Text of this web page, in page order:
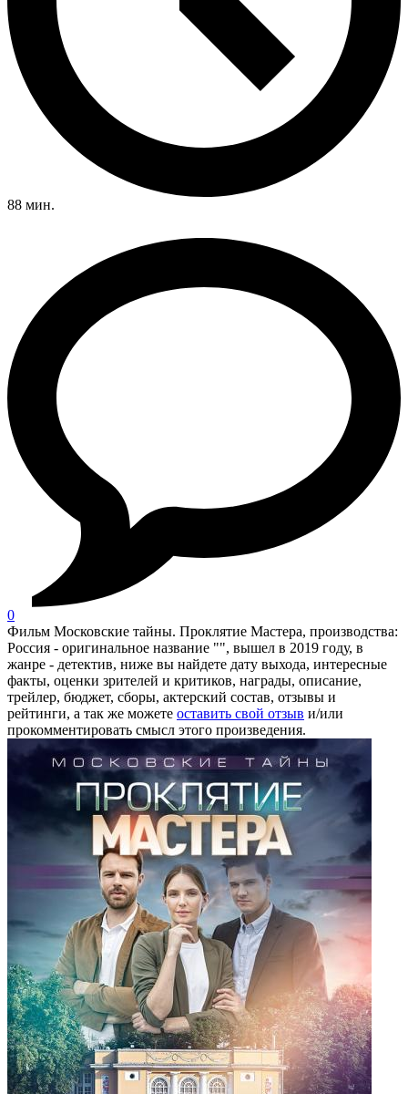
88 мин.
0
Фильм Московские тайны. Проклятие Мастера, производства:
Россия - оригинальное название "", вышел в 2019 году, в
жанре - детектив, ниже вы найдете дату выхода, интересные
факты, оценки зрителей и критиков, награды, описание,
трейлер, бюджет, сборы, актерский состав, отзывы и
рейтинги, а так же можете оставить свой отзыв и/или
прокомментировать смысл этого произведения.